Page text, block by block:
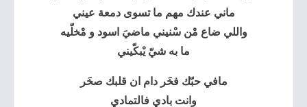
ماني عندك مهم ما تسوى دمعة عيني
واللي ضاع مْن سْنيني ماضيَ اسود و مْخلّيه
ما به شيّ يْبكّيني
مافي حبّك فخَر دام ان قلبك صخَر
وانت بادي فالتمادي